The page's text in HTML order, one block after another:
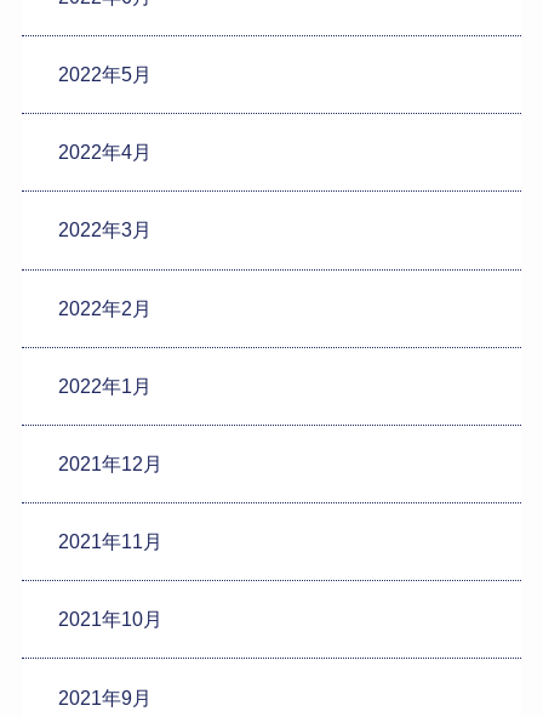
2022年5月
2022年4月
2022年3月
2022年2月
2022年1月
2021年12月
2021年11月
2021年10月
2021年9月